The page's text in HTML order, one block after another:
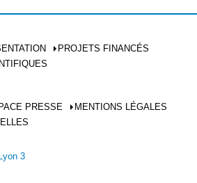
PROJETS FINANCÉS
PRESSE
MENTIONS LÉGALES
3